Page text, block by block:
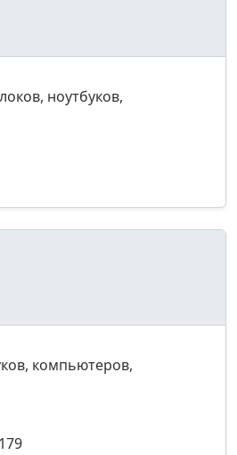
ноутбуков,
компьютеров,